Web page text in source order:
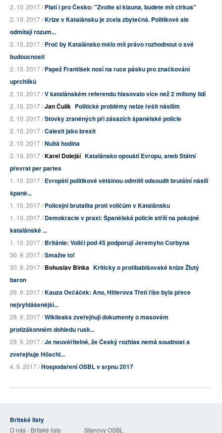
2. 10. 2017 /Platí i pro Česko: "Zvolte si klauna, budete mít cirkus"
2. 10. 2017 /Krize v Katalánsku je zcela zbytečná. Politikové ale
odmítají rozum...
2. 10. 2017 /Proč by Katalánsko mělo mít právo rozhodnout o své
budoucnosti
2. 10. 2017 /Papež František nosí na ruce pásku pro značkování
uprchlíků
2. 10. 2017 /V katalánském referendu hlasovalo více než 2 miliony lidí
2. 10. 2017 /Jan Čulík Politické problémy nelze řešit násilím
2. 10. 2017 /Stovky zraněných při zásazích španělské policie
2. 10. 2017 /Calexit jako brexit
2. 10. 2017 /Nultá hodina
2. 10. 2017 /Karel Dolejší Katalánsko opouští Evropu, aneb Státní
převrat per partes
1. 10. 2017 /Evropští politikové většinou odmítli odsoudit brutální násilí
španě...
1. 10. 2017 /Policejní brutalita proti voličům v Katalánsku
1. 10. 2017 /Demokracie v praxi: Španělská policie střílí na pokojné
katalánské ...
1. 10. 2017 /Británie: Voliči pod 45 podporují Jeremyho Corbyna
30. 9. 2017 /Smažte to!
30. 9. 2017 /Bohuslav Binka Kriticky o protibabišovské knize Žlutý
baron
29. 9. 2017 /Kauza Ovčáček: Ano, Hitlerova Třetí říše byla přece
nejvyhlášenější...
29. 9. 2017 /Wikileaks zveřejňují dokumenty o masovém
protizákonném dohledu rusk...
29. 9. 2017 /Je neuvěřitelné, že Český rozhlas nemá soudnost a
zveřejňuje Höschl...
4. 9. 2017 /Hospodaření OSBL v srpnu 2017
Britské listy
O nás - Britské listy Stanovy OSBL